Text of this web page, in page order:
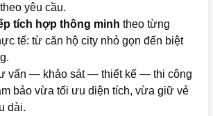
yêu cầu.
tích hợp thông minh theo từng
tế: từ căn hộ city nhỏ gọn đến biệt
vấn — khảo sát — thiết kế — thi công
bảo vừa tối ưu diện tích, vừa giữ vẻ
dài.